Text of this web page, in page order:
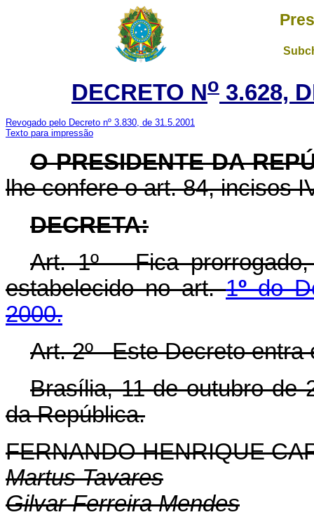
DECRETO No 3.628,
Revogado pelo Decreto nº 3.830, de 31.5.2001
Texto para impressão
O PRESIDENTE DA
lhe confere o art. 84, incisos
DECRETA:
Art. 1º Fica
estabelecido no art.1ºdo
2000.
Art. 2º Este Decreto entra
Brasília, 11 de outubro de
da República.
FERNANDO HENRIQUE
Martus Tavares
Gilvar Ferreira Mendes